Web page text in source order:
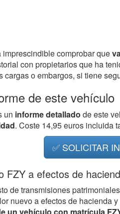
comprobar que
con propietarios que ha
o embargos, si tiene
de este vehículo
un informe detallado de este
. Coste 14,95 euros incluida
✅ SOLICITAR
FZY a efectos de
de transmisiones
nuevo a efectos de hacienda